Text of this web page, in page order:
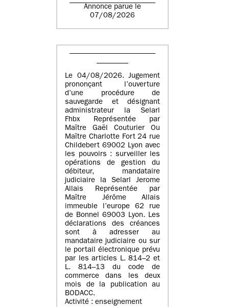
Annonce parue le
07/08/2026
Le 04/08/2026. Jugement
prononçant l’ouverture
d’une procédure de
sauvegarde et désignant
administrateur la Selarl
Fhbx Représentée par
Maître Gaël Couturier Ou
Maître Charlotte Fort 24 rue
Childebert 69002 Lyon avec
les pouvoirs : surveiller les
opérations de gestion du
débiteur, mandataire
judiciaire la Selarl Jerome
Allais Représentée par
Maître Jérôme Allais
immeuble l’europe 62 rue
de Bonnel 69003 Lyon. Les
déclarations des créances
sont à adresser au
mandataire judiciaire ou sur
le portail électronique prévu
par les articles L. 814–2 et
L. 814–13 du code de
commerce dans les deux
mois de la publication au
BODACC.
Activité : enseignement